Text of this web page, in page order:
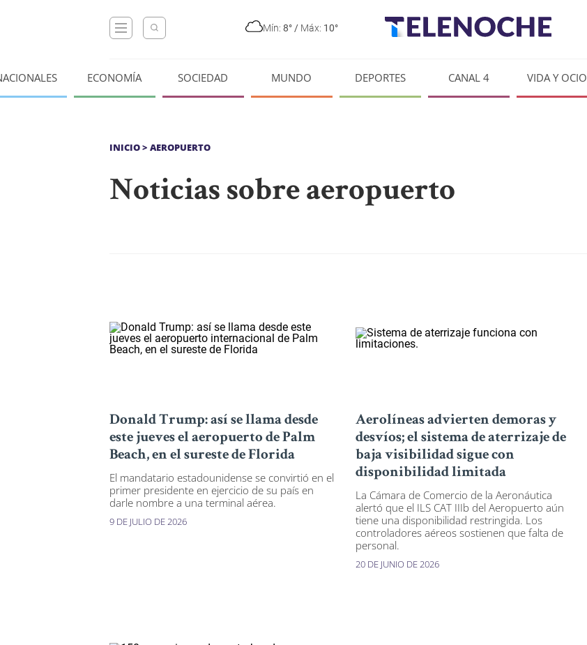
Mín: 8° / Máx: 10°
ECONOMÍA SOCIEDAD MUNDO DEPORTES CANAL 4 VIDA Y OCIO
INICIO> AEROPUERTO
Noticias sobre aeropuerto
Donald Trump: así se llama desde
este jueves el aeropuerto de Palm
Beach, en el sureste de Florida
El mandatario estadounidense se convirtió en el
primer presidente en ejercicio de su país en
darle nombre a una terminal aérea.
9 DE JULIO DE 2026
Aerolíneas advierten demoras y
desvíos; el sistema de aterrizaje de
baja visibilidad sigue con
disponibilidad limitada
La Cámara de Comercio de la Aeronáutica
alertó que el ILS CAT IIIb del Aeropuerto aún
tiene una disponibilidad restringida. Los
controladores aéreos sostienen que falta de
personal.
20 DE JUNIO DE 2026